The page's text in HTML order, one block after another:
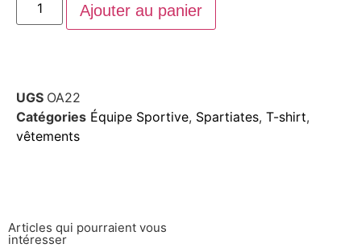
Ajouter au panier
UGS OA22
Catégories Équipe Sportive, Spartiates, T-shirt,
vêtements
Articles qui pourraient vous
intéresser